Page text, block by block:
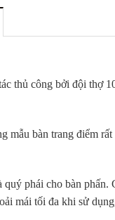
thủ công bởi đội thợ
bàn trang điểm
phái cho bàn
mái tối đa khi sử